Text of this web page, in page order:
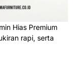
Hias Premium
rapi, serta